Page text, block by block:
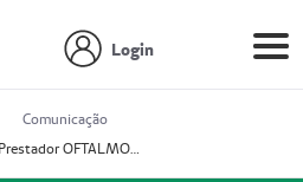
Login
Comunicação
Prestador OFTALMOCLÍNICA SÃO GONÇALO (55004164-2)